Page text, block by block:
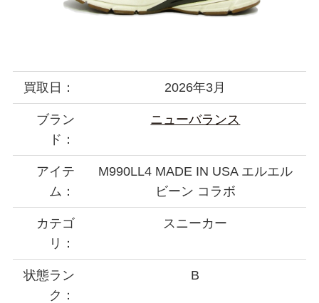
買取日： 2026年3月
ブラン
ド：
ニューバランス
アイテ
ム：
M990LL4 MADE IN USA エルエル
ビーン コラボ
カテゴ
リ：
スニーカー
状態ラン
ク：
B